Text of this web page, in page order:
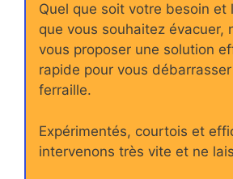
Quel que soit votre besoin et
que vous souhaitez évacuer,
vous proposer une solution
rapide pour vous
ferraille.
Expérimentés, courtois et
intervenons très vite et ne